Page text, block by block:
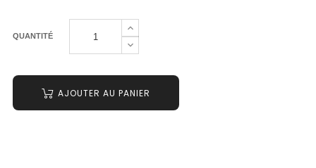
QUANTITÉ
AJOUTER AU PANIER